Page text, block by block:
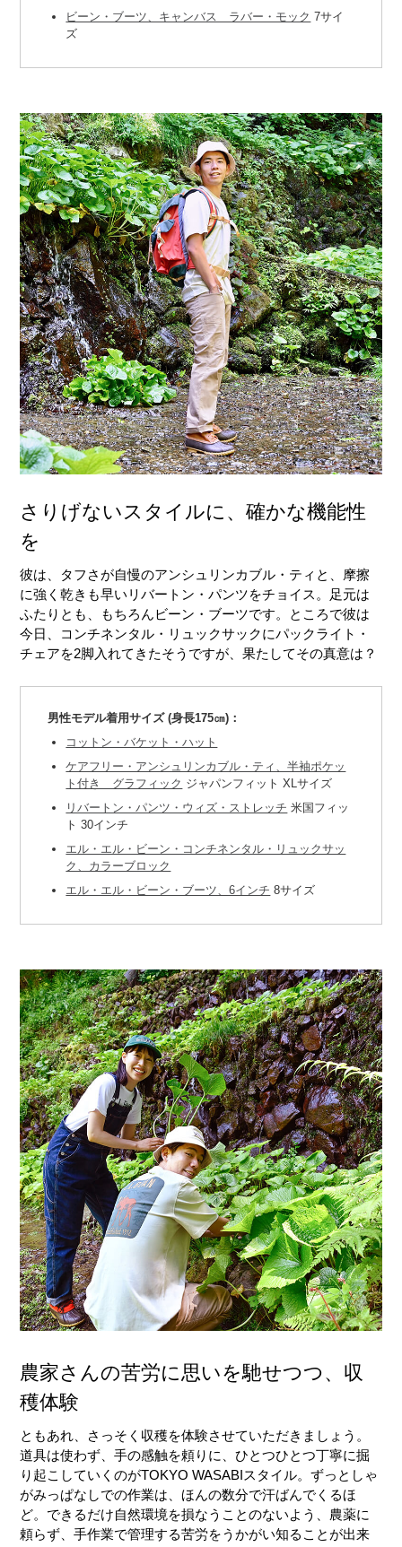
ビーン・ブーツ、キャンバス ラバー・モック 7サイ
ズ
さりげないスタイルに、確かな機能性
を
彼は、タフさが自慢のアンシュリンカブル・ティと、摩擦
に強く乾きも早いリバートン・パンツをチョイス。足元は
ふたりとも、もちろんビーン・ブーツです。ところで彼は
今日、コンチネンタル・リュックサックにパックライト・
チェアを2脚入れてきたそうですが、果たしてその真意は？
男性モデル着用サイズ (身長175㎝)：
コットン・バケット・ハット
ケアフリー・アンシュリンカブル・ティ、半袖ポケッ
ト付き グラフィック ジャパンフィット XLサイズ
リバートン・パンツ・ウィズ・ストレッチ 米国フィッ
ト 30インチ
エル・エル・ビーン・コンチネンタル・リュックサッ
ク、カラーブロック
エル・エル・ビーン・ブーツ、6インチ 8サイズ
農家さんの苦労に思いを馳せつつ、収
穫体験
ともあれ、さっそく収穫を体験させていただきましょう。
道具は使わず、手の感触を頼りに、ひとつひとつ丁寧に掘
り起こしていくのがTOKYO WASABIスタイル。ずっとしゃ
がみっぱなしでの作業は、ほんの数分で汗ばんでくるほ
ど。できるだけ自然環境を損なうことのないよう、農薬に
頼らず、手作業で管理する苦労をうかがい知ることが出来